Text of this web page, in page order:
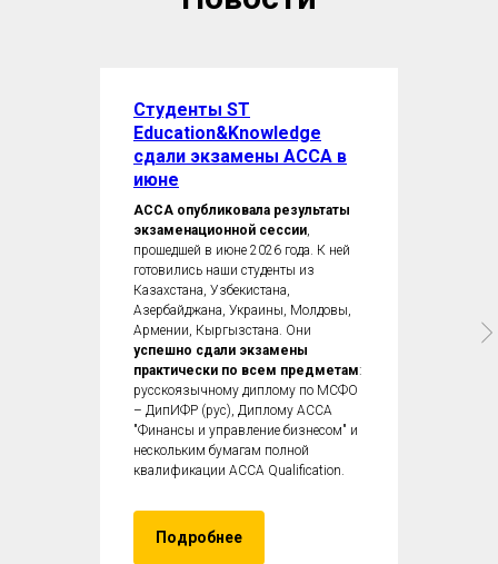
Студенты ST
Education&Knowledge
сдали экзамены ACCA в
июне
ACCA опубликовала результаты
экзаменационной сессии,
прошедшей в июне 2026 года. К ней
готовились наши студенты из
Казахстана, Узбекистана,
Азербайджана, Украины, Молдовы,
Армении, Кыргызстана. Они
успешно сдали экзамены
практически по всем предметам:
русскоязычному диплому по МСФО
– ДипИФР (рус), Диплому ACCA
"Финансы и управление бизнесом" и
нескольким бумагам полной
квалификации ACCA Qualification.
Подробнее